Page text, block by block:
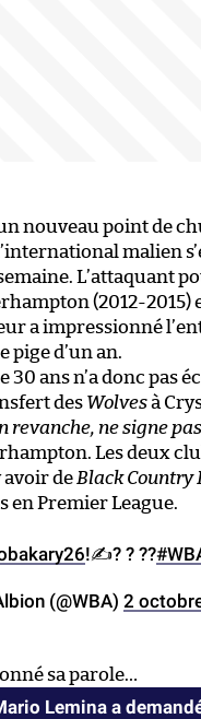
nouveau point de
malien
L’attaquant
(2012-2015)
a impressionné
pige d’un an.
30 ans n’a donc pas
des Wolvesà
revanche, ne signe
Les deux
avoir de Black Country
en Premier League.
!✍? ? ??
(@WBA) 2
sa parole…
Lemina a